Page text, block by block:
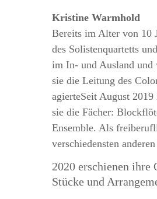
Kristine Warmhold
Bereits im Alter von 10
des Solistenquartetts
im In- und Ausland und
sie die Leitung des
agierteSeit August
sie die Fächer:
Ensemble. Als
verschiedensten
2020 erschienen ihre
Stücke und